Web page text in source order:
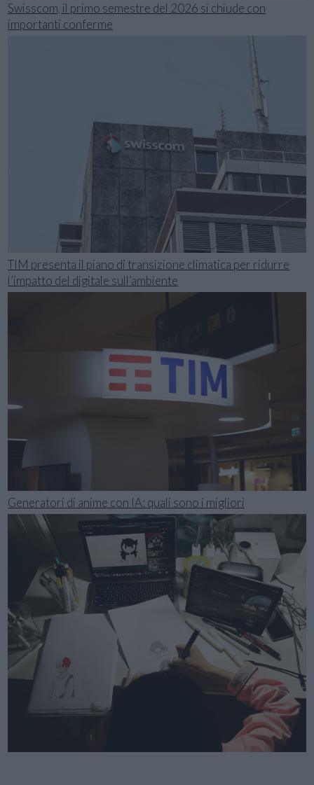
Swisscom, il primo semestre del 2026 si chiude con
importanti conferme
TIM presenta il piano di transizione climatica per ridurre
l’impatto del digitale sull’ambiente
Generatori di anime con IA: quali sono i migliori